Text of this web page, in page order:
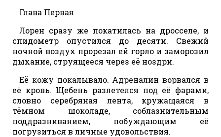
Глава Первая
Лорен сразу же покатилась на дросселе, и
спидометр опустился до десяти. Свежий
ночной воздух прорезал ей горло и заморозил
дыхание, струящееся через её ноздри.
Её кожу покалывало. Адреналин ворвался в
её кровь. Щебень разлетелся под её фарами,
словно серебряная лента, кружащаяся в
тёмном шоколаде, соблазнительным
поддразниванием, побуждающим её
погрузиться в личные удовольствия.